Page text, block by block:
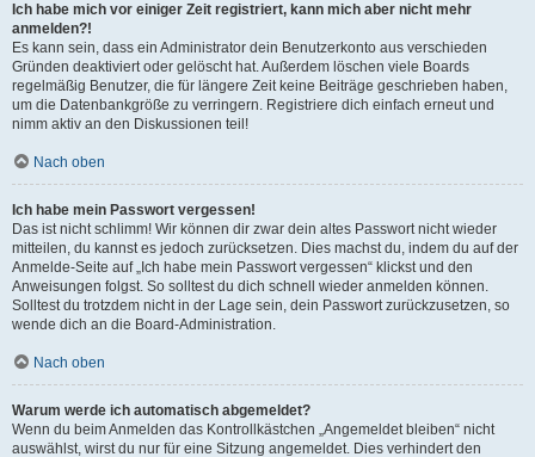
Ich habe mich vor einiger Zeit registriert, kann mich aber nicht mehr
anmelden?!
Es kann sein, dass ein Administrator dein Benutzerkonto aus verschieden
Gründen deaktiviert oder gelöscht hat. Außerdem löschen viele Boards
regelmäßig Benutzer, die für längere Zeit keine Beiträge geschrieben haben,
um die Datenbankgröße zu verringern. Registriere dich einfach erneut und
nimm aktiv an den Diskussionen teil!
Nach oben
Ich habe mein Passwort vergessen!
Das ist nicht schlimm! Wir können dir zwar dein altes Passwort nicht wieder
mitteilen, du kannst es jedoch zurücksetzen. Dies machst du, indem du auf der
Anmelde-Seite auf „Ich habe mein Passwort vergessen“ klickst und den
Anweisungen folgst. So solltest du dich schnell wieder anmelden können.
Solltest du trotzdem nicht in der Lage sein, dein Passwort zurückzusetzen, so
wende dich an die Board-Administration.
Nach oben
Warum werde ich automatisch abgemeldet?
Wenn du beim Anmelden das Kontrollkästchen „Angemeldet bleiben“ nicht
auswählst, wirst du nur für eine Sitzung angemeldet. Dies verhindert den